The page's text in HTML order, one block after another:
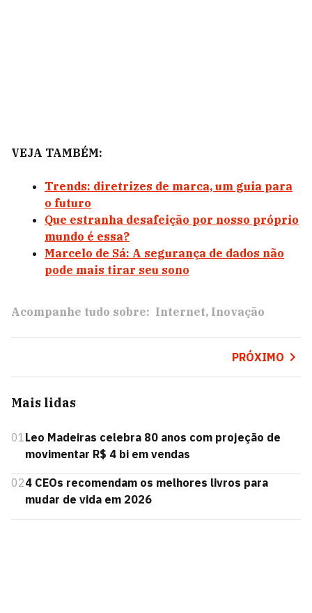
VEJA TAMBÉM:
Trends: diretrizes de marca, um guia para
o futuro
Que estranha desafeição por nosso próprio
mundo é essa?
Marcelo de Sá: A segurança de dados não
pode mais tirar seu sono
Acompanhe tudo sobre: Internet Inovação
PRÓXIMO
Mais lidas
01Leo Madeiras celebra 80 anos com projeção de
movimentar R$ 4 bi em vendas
024 CEOs recomendam os melhores livros para
mudar de vida em 2026